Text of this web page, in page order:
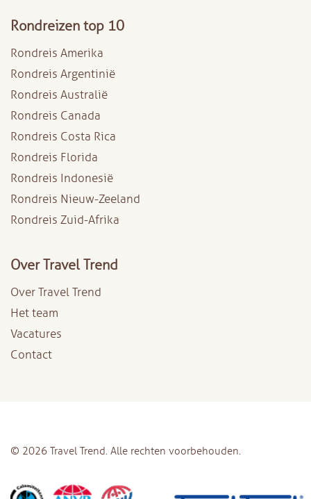
Rondreizen top 10
Rondreis Amerika
Rondreis Argentinië
Rondreis Australië
Rondreis Canada
Rondreis Costa Rica
Rondreis Florida
Rondreis Indonesië
Rondreis Nieuw-Zeeland
Rondreis Zuid-Afrika
Over Travel Trend
Over Travel Trend
Het team
Vacatures
Contact
© 2026 Travel Trend. Alle rechten voorbehouden.